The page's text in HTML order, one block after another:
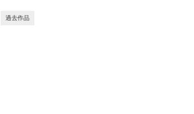
過去作品